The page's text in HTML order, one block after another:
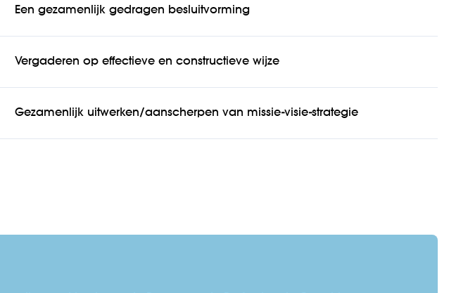
Een gezamenlijk gedragen besluitvorming
Vergaderen op effectieve en constructieve wijze
Gezamenlijk uitwerken/aanscherpen van missie-visie-strategie